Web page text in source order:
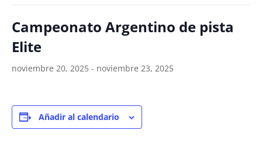
Campeonato Argentino de pista
Elite
noviembre 20, 2025 - noviembre 23, 2025
Añadir al calendario